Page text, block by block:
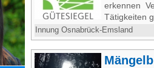
erkennen
Tätigkeiten
Innung Osnabrück-Emsland